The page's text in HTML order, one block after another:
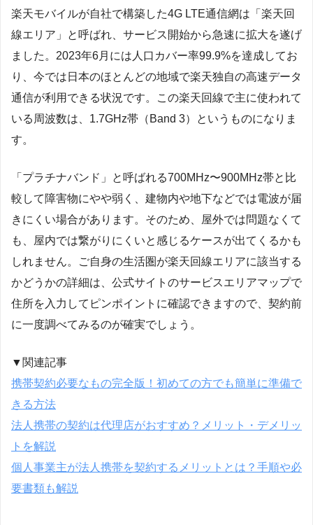
楽天モバイルが自社で構築した4G LTE通信網は「楽天回
線エリア」と呼ばれ、サービス開始から急速に拡大を遂げ
ました。2023年6月には人口カバー率99.9%を達成してお
り、今では日本のほとんどの地域で楽天独自の高速データ
通信が利用できる状況です。この楽天回線で主に使われて
いる周波数は、1.7GHz帯（Band 3）というものになりま
す。
「プラチナバンド」と呼ばれる700MHz〜900MHz帯と比
較して障害物にやや弱く、建物内や地下などでは電波が届
きにくい場合があります。そのため、屋外では問題なくて
も、屋内では繋がりにくいと感じるケースが出てくるかも
しれません。ご自身の生活圏が楽天回線エリアに該当する
かどうかの詳細は、公式サイトのサービスエリアマップで
住所を入力してピンポイントに確認できますので、契約前
に一度調べてみるのが確実でしょう。
▼関連記事
携帯契約必要なもの完全版！初めての方でも簡単に準備で
きる方法
法人携帯の契約は代理店がおすすめ？メリット・デメリッ
トを解説
個人事業主が法人携帯を契約するメリットとは？手順や必
要書類も解説